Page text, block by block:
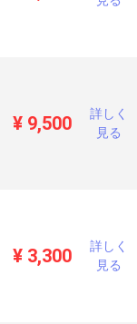
¥ 9,500
詳しく
見る
¥ 3,300
詳しく
見る